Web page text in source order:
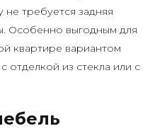
требуется задняя
Особенно выгодным для
квартире вариантом
отделкой из стекла или с